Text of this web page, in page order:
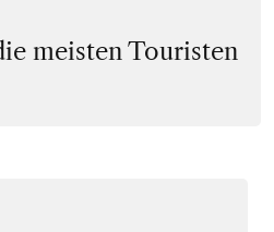
meisten Touristen